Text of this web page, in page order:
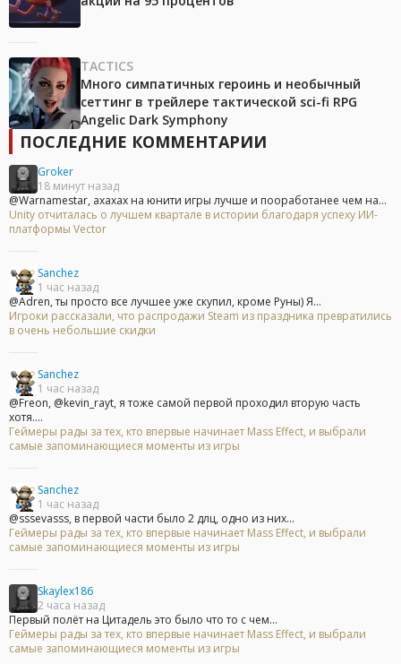
TACTICS
Много симпатичных героинь и необычный
сеттинг в трейлере тактической sci-fi RPG
Angelic Dark Symphony
ПОСЛЕДНИЕ КОММЕНТАРИИ
Groker
18 минут назад
@Warnamestar, ахахах на юнити игры лучше и пооработанее чем на...
Unity отчиталась о лучшем квартале в истории благодаря успеху ИИ-
платформы Vector
Sanchez
1 час назад
@Adren, ты просто все лучшее уже скупил, кроме Руны) Я...
Игроки рассказали, что распродажи Steam из праздника превратились
в очень небольшие скидки
Sanchez
1 час назад
@Freon, @kevin_rayt, я тоже самой первой проходил вторую часть
хотя....
Геймеры рады за тех, кто впервые начинает Mass Effect, и выбрали
самые запоминающиеся моменты из игры
Sanchez
1 час назад
@sssevasss, в первой части было 2 длц, одно из них...
Геймеры рады за тех, кто впервые начинает Mass Effect, и выбрали
самые запоминающиеся моменты из игры
Skaylex186
2 часа назад
Первый полёт на Цитадель это было что то с чем...
Геймеры рады за тех, кто впервые начинает Mass Effect, и выбрали
самые запоминающиеся моменты из игры